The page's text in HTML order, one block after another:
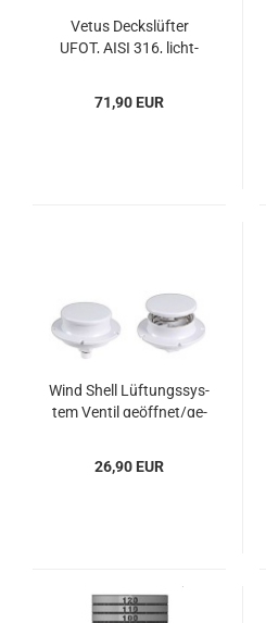
Vetus Decks­lüf­ter
UFOT, AISI 316, licht­
71,90 EUR
Wind Shell Lüf­tungs­sys­
tem Ven­til ge­öff­net/ge­
26,90 EUR